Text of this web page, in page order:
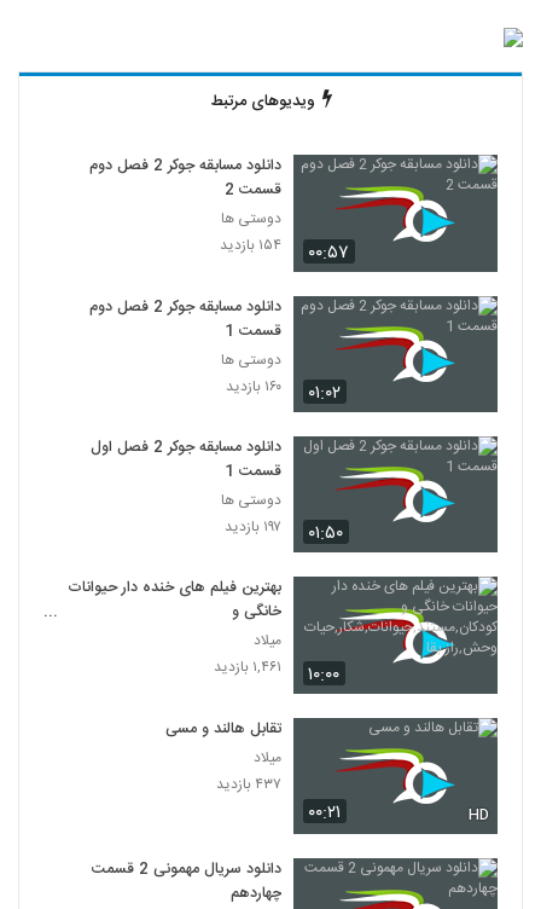
ویدیوهای مرتبط
۰۰:۵۷
دانلود مسابقه جوکر 2 فصل دوم
قسمت 2
دوستی ها
۱۵۴ بازدید
۰۱:۰۲
دانلود مسابقه جوکر 2 فصل دوم
قسمت 1
دوستی ها
۱۶۰ بازدید
۰۱:۵۰
دانلود مسابقه جوکر 2 فصل اول
قسمت 1
دوستی ها
۱۹۷ بازدید
۱۰:۰۰
بهترین فیلم های خنده دار حیوانات
خانگی و
کودکان,مستند,حیوانات,شکار,حیات
وحش,راز بقا
میلاد
۱,۴۶۱ بازدید
۰۰:۲۱ HD
تقابل هالند و مسی
میلاد
۴۳۷ بازدید
دانلود سریال مهمونی 2 قسمت
چهاردهم